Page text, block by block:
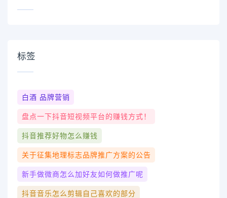
标签
白酒 品牌营销
盘点一下抖音短视频平台的赚钱方式！
抖音推荐好物怎么赚钱
关于征集地理标志品牌推广方案的公告
新手做微商怎么加好友如何做推广呢
抖音音乐怎么剪辑自己喜欢的部分